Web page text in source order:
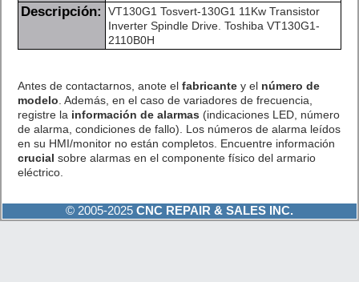
Descripción:
VT130G1 Tosvert-130G1 11Kw Transistor
Inverter Spindle Drive. Toshiba VT130G1-
2110B0H
Antes de contactarnos, anote el fabricantey el número de
modelo . Además, en el caso de variadores de frecuencia,
registre la información de alarmas (indicaciones LED, número
de alarma, condiciones de fallo). Los números de alarma leídos
en su HMI/monitor no están completos. Encuentre información
crucial sobre alarmas en el componente físico del armario
eléctrico.
© 2005-2025 CNC REPAIR & SALES INC.